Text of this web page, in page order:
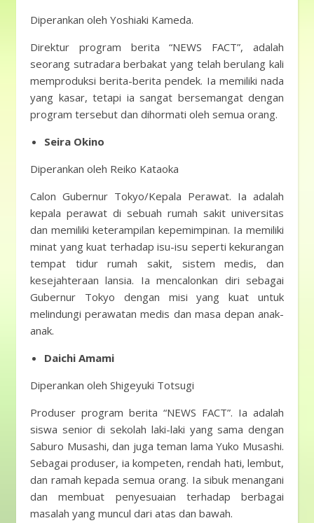
Diperankan oleh Yoshiaki Kameda.
Direktur program berita “NEWS FACT”, adalah
seorang sutradara berbakat yang telah berulang kali
memproduksi berita-berita pendek. Ia memiliki nada
yang kasar, tetapi ia sangat bersemangat dengan
program tersebut dan dihormati oleh semua orang.
Seira Okino
Diperankan oleh Reiko Kataoka
Calon Gubernur Tokyo/Kepala Perawat. Ia adalah
kepala perawat di sebuah rumah sakit universitas
dan memiliki keterampilan kepemimpinan. Ia memiliki
minat yang kuat terhadap isu-isu seperti kekurangan
tempat tidur rumah sakit, sistem medis, dan
kesejahteraan lansia. Ia mencalonkan diri sebagai
Gubernur Tokyo dengan misi yang kuat untuk
melindungi perawatan medis dan masa depan anak-
anak.
Daichi Amami
Diperankan oleh Shigeyuki Totsugi
Produser program berita “NEWS FACT”. Ia adalah
siswa senior di sekolah laki-laki yang sama dengan
Saburo Musashi, dan juga teman lama Yuko Musashi.
Sebagai produser, ia kompeten, rendah hati, lembut,
dan ramah kepada semua orang. Ia sibuk menangani
dan membuat penyesuaian terhadap berbagai
masalah yang muncul dari atas dan bawah.